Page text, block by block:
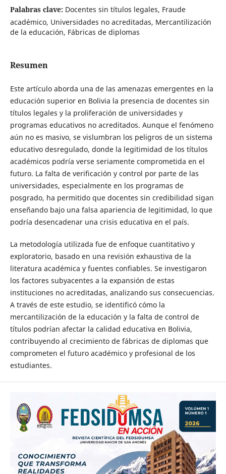
Palabras clave: Docentes sin títulos legales, Fraude
académico, Universidades no acreditadas, Mercantilización
de la educación, Fábricas de diplomas
Resumen
Este artículo aborda una de las amenazas emergentes en la
educación superior en Bolivia la presencia de docentes sin
títulos legales y la proliferación de universidades y
programas educativos no acreditados. Aunque el fenómeno
aún no es masivo, se vislumbran los peligros de un sistema
educativo desregulado, donde la legitimidad de los títulos
académicos podría verse seriamente comprometida en el
futuro. La falta de verificación y control por parte de las
universidades, especialmente en los programas de
posgrado, ha permitido que docentes sin credibilidad sigan
enseñando bajo una falsa apariencia de legitimidad, lo que
podría desencadenar una crisis educativa en el país.
La metodología utilizada fue de enfoque cuantitativo y
exploratorio, basado en una revisión exhaustiva de la
literatura académica y fuentes confiables. Se investigaron
los factores subyacentes a la expansión de estas
instituciones no acreditadas, analizando sus consecuencias.
A través de este estudio, se identificó cómo la
mercantilización de la educación y la falta de control de
títulos podrían afectar la calidad educativa en Bolivia,
contribuyendo al crecimiento de fábricas de diplomas que
comprometen el futuro académico y profesional de los
estudiantes.